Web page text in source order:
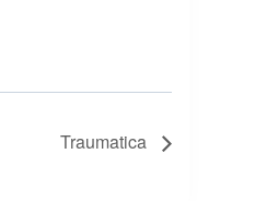
Traumatica